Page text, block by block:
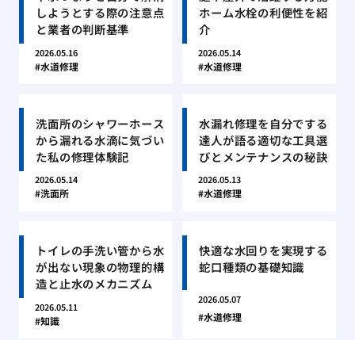
しようとする際の注意点
と業者の判断基準
2026.05.16
水道修理
ホーム水栓の利便性を紹
介
2026.05.14
水道修理
洗面所のシャワーホース
から漏れる水滴に気づい
た私の修理体験記
2026.05.14
洗面所
水漏れ修理を自分でする
達人が語る適切な工具選
びとメンテナンスの秘訣
2026.05.13
水道修理
トイレの手洗い管から水
が出ない現象の物理的構
造と止水のメカニズム
2026.05.11
知識
快適な水回りを実現する
蛇口種類の基礎知識
2026.05.07
水道修理